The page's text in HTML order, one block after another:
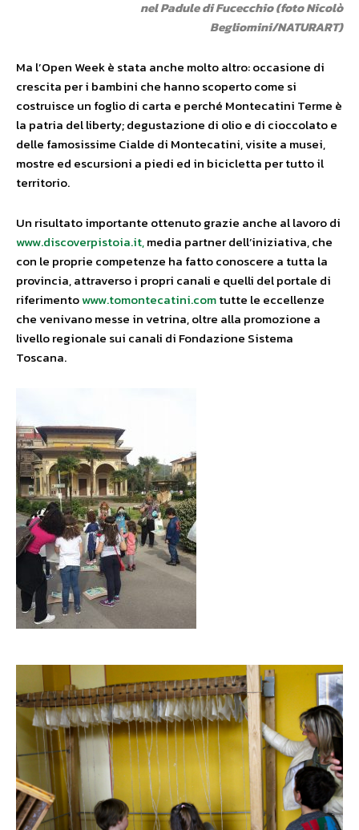
nel Padule di Fucecchio (foto Nicolò
Begliomini/NATURART)
Ma l’Open Week è stata anche molto altro: occasione di
crescita per i bambini che hanno scoperto come si
costruisce un foglio di carta e perché Montecatini Terme è
la patria del liberty; degustazione di olio e di cioccolato e
delle famosissime Cialde di Montecatini, visite a musei,
mostre ed escursioni a piedi ed in bicicletta per tutto il
territorio.
Un risultato importante ottenuto grazie anche al lavoro di
www.discoverpistoia.it,media partner dell’iniziativa, che
con le proprie competenze ha fatto conoscere a tutta la
provincia, attraverso i propri canali e quelli del portale di
riferimentowww.tomontecatini.comtutte le eccellenze
che venivano messe in vetrina, oltre alla promozione a
livello regionale sui canali di Fondazione Sistema
Toscana.